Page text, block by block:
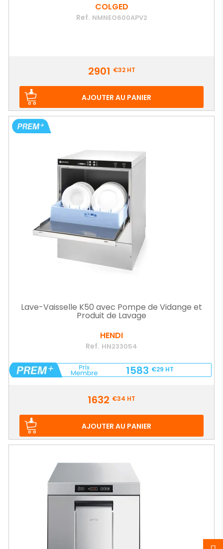
COLGED
Ref. NMNEO600APV2
2901 €32HT
AJOUTER AU PANIER
Lave-Vaisselle K50 avec Pompe de Vidange et
Produit de Lavage
HENDI
Ref. HN233054
1583 €29 HT
1632 €34 HT
AJOUTER AU PANIER